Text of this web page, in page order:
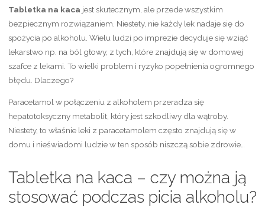
Tabletka na kaca jest skutecznym, ale przede wszystkim
bezpiecznym rozwiązaniem. Niestety, nie każdy lek nadaje się do
spożycia po alkoholu. Wielu ludzi po imprezie decyduje się wziąć
lekarstwo np. na ból głowy, z tych, które znajdują się w domowej
szafce z lekami. To wielki problem i ryzyko popełnienia ogromnego
błędu. Dlaczego?
Paracetamol w połączeniu z alkoholem przeradza się
hepatotoksyczny metabolit, który jest szkodliwy dla wątroby.
Niestety, to właśnie leki z paracetamolem często znajdują się w
domu i nieświadomi ludzie w ten sposób niszczą sobie zdrowie…
Tabletka na kaca – czy można ją
stosować podczas picia alkoholu?